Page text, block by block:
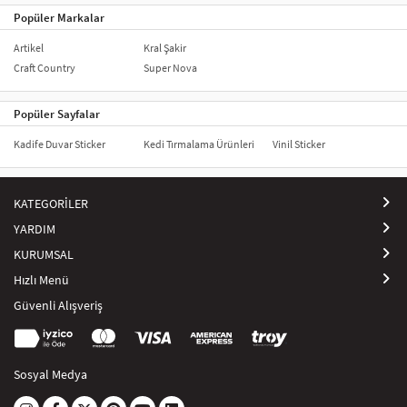
Popüler Markalar
Artikel
Craft Country
Kral Şakir
Super Nova
Popüler Sayfalar
Kadife Duvar Sticker Kedi Tırmalama Ürünleri Vinil Sticker
KATEGORİLER
YARDIM
KURUMSAL
Hızlı Menü
Güvenli Alışveriş
Sosyal Medya